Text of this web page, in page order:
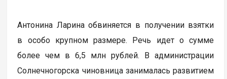
Антонина Ларина обвиняется в получении взятки
в особо крупном размере. Речь идет о сумме
более чем в 6,5 млн рублей. В администрации
Солнечногорска чиновница занималась развитием